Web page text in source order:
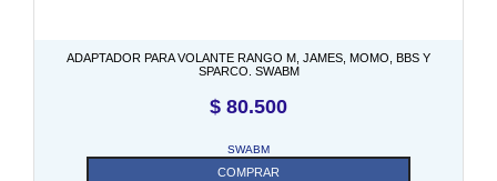
ADAPTADOR PARA VOLANTE RANGO M, JAMES, MOMO, BBS Y
SPARCO. SWABM
$ 80.500
SWABM
COMPRAR